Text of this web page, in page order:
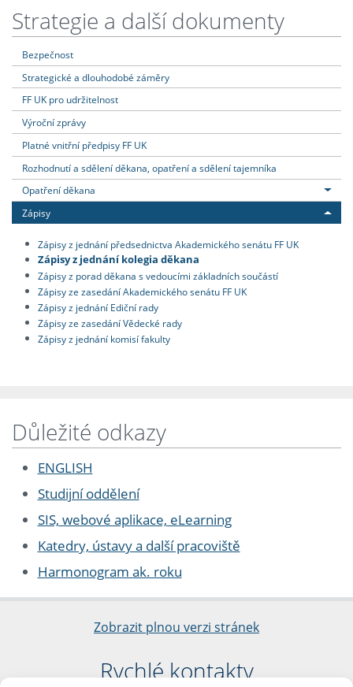
Strategie a další dokumenty
Bezpečnost
Strategické a dlouhodobé záměry
FF UK pro udržitelnost
Výroční zprávy
Platné vnitřní předpisy FF UK
Rozhodnutí a sdělení děkana, opatření a sdělení tajemníka
Opatření děkana
Zápisy
Zápisy z jednání předsednictva Akademického senátu FF UK
Zápisy z jednání kolegia děkana
Zápisy z porad děkana s vedoucími základních součástí
Zápisy ze zasedání Akademického senátu FF UK
Zápisy z jednání Ediční rady
Zápisy ze zasedání Vědecké rady
Zápisy z jednání komisí fakulty
Důležité odkazy
ENGLISH
Studijní oddělení
SIS, webové aplikace, eLearning
Katedry, ústavy a další pracoviště
Harmonogram ak. roku
Zobrazit plnou verzi stránek
Rychlé kontakty